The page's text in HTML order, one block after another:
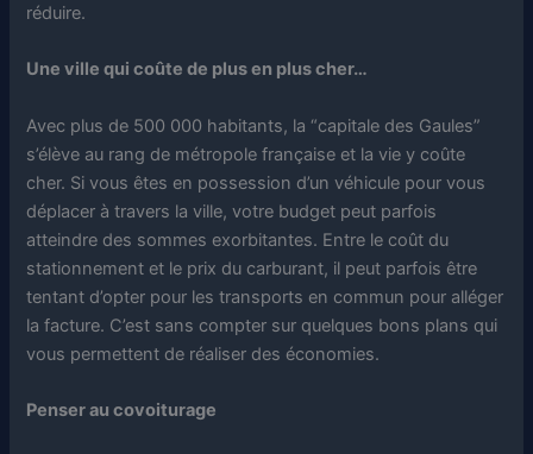
réduire.
Une ville qui coûte de plus en plus cher…
Avec plus de 500 000 habitants, la “capitale des Gaules”
s’élève au rang de métropole française et la vie y coûte
cher. Si vous êtes en possession d’un véhicule pour vous
déplacer à travers la ville, votre budget peut parfois
atteindre des sommes exorbitantes. Entre le coût du
stationnement et le prix du carburant, il peut parfois être
tentant d’opter pour les transports en commun pour alléger
la facture. C’est sans compter sur quelques bons plans qui
vous permettent de réaliser des économies.
Penser au covoiturage